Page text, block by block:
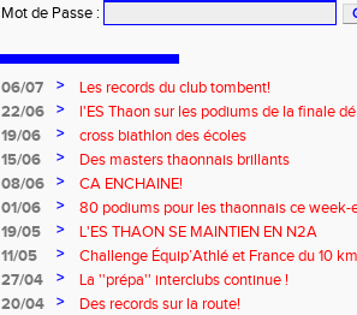
Mot de Passe :
06/07 >
Les records du club tombent!
22/06
>
l'ES Thaon sur les podiums de la finale
EST!
19/06 >
cross biathlon des écoles
15/06
>
Des masters thaonnais brillants
08/06
>
CA ENCHAINE!
01/06
>
80 podiums pour les thaonnais ce week-
19/05
>
L'ES THAON SE MAINTIEN EN N2A
11/05
>
Challenge Équip’Athlé et France du 10
27/04
>
La ''prépa'' interclubs continue !
20/04
>
Des records sur la route!